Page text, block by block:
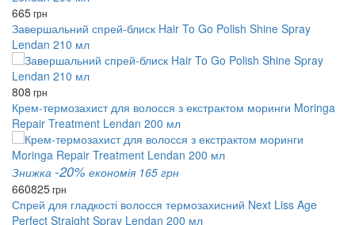
665грн
Завершальний спрей-блиск Hair To Go Polish Shine Spray
Lendan 210 мл
808 грн
Крем-термозахист для волосся з екстрактом моринги Moringa
Repair Treatment Lendan 200 мл
Знижка -20% економія 165 грн
660825грн
Спрей для гладкості волосся термозахисний Next Liss Age
Perfect Straight Spray Lendan 200 мл